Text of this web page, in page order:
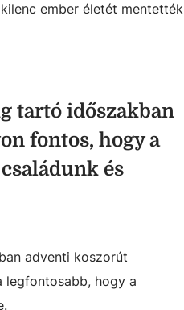
ember életét mentették
tartó időszakban
fontos, hogy a
és
adventi koszorút
legfontosabb, hogy a